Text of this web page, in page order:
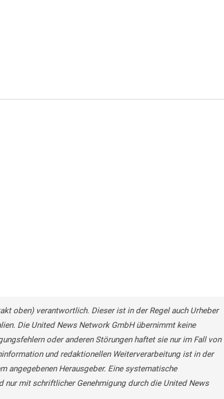
oben) verantwortlich. Dieser ist in der Regel auch Urheber
Die United News Network GmbH übernimmt keine
oder anderen Störungen haftet sie nur im Fall von
und redaktionellen Weiterverarbeitung ist in der
angegebenen Herausgeber. Eine systematische
nur mit schriftlicher Genehmigung durch die United News